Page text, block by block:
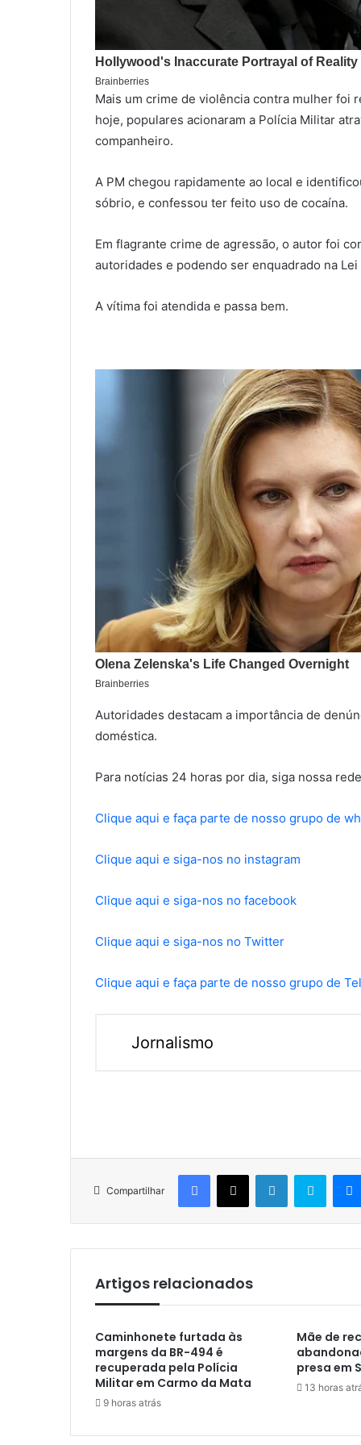
Mais um crime de violência contra mulher foi
hoje, populares acionaram a Polícia Militar
companheiro.
A PM chegou rapidamente ao local e
sóbrio, e confessou ter feito uso de cocaína.
Em flagrante crime de agressão, o autor foi
autoridades e podendo ser enquadrado na Lei
A vítima foi atendida e passa bem.
Autoridades destacam a importância de
doméstica.
Para notícias 24 horas por dia, siga nossa
Clique aqui e faça parte de nosso grupo de
Clique aqui e siga-nos no instagram
Clique aqui e siga-nos no facebook
Clique aqui e siga-nos no Twitter
Clique aqui e faça parte de nosso grupo de
Jornalismo
Compartilhar
Facebook
X LinkedinSkype
Artigos relacionados
Caminhonete furtada às
margens da BR-494 é
recuperada pela Polícia
Militar em Carmo da Mata
9 horas atrás
Mãe de
presa em
13 horas